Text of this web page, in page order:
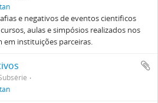
e negativos de eventos cientificos
aulas e simpósios realizados nos
instituições parceiras.